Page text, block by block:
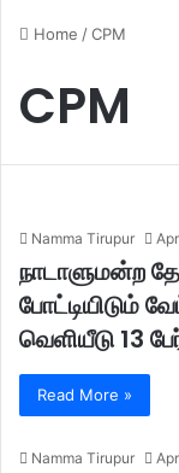
Home /CPM
CPM
Namma Tirupur
நாடாளுமன்ற
போட்டியிடும்
வெளியீடு 13
Read More »
Namma Tirupur